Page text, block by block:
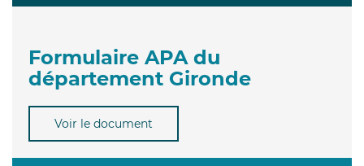
Formulaire APA du
département Gironde
Voir le document